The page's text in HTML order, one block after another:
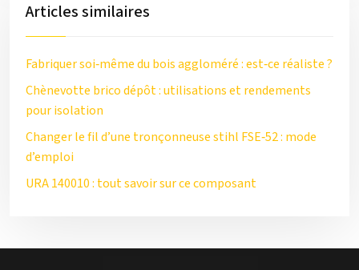
Articles similaires
Fabriquer soi‑même du bois aggloméré : est‑ce réaliste ?
Chènevotte brico dépôt : utilisations et rendements
pour isolation
Changer le fil d’une tronçonneuse stihl FSE‑52 : mode
d’emploi
URA 140010 : tout savoir sur ce composant